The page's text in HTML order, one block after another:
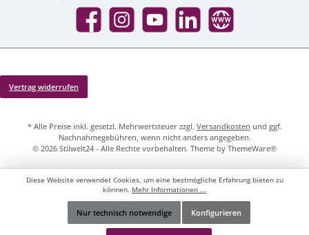
Facebook InstagramYouTube LinkedIn Website
Vertrag widerrufen
* Alle Preise inkl. gesetzl. Mehrwertsteuer zzgl. Versandkosten und ggf.
Nachnahmegebühren, wenn nicht anders angegeben.
© 2026 Stilwelt24 - Alle Rechte vorbehalten. Theme by ThemeWare®
Werkzeugleiste anzeigen
Diese Website verwendet Cookies, um eine bestmögliche Erfahrung bieten zu
können. Mehr Informationen ...
Nur technisch notwendige Konfigurieren